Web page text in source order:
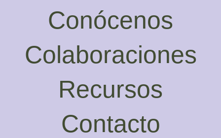
Conócenos
Colaboraciones
Recursos
Contacto